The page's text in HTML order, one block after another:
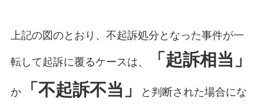
上記の図のとおり、不起訴処分となった事件が一
転して起訴に覆るケースは、 「起訴相当」
か「不起訴不当」
と判断された場合にな